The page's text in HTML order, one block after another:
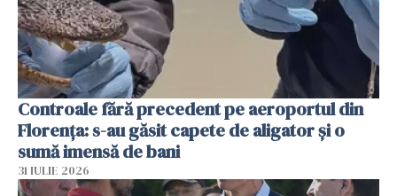
Controale fără precedent pe aeroportul din
Florența: s-au găsit capete de aligator și o
sumă imensă de bani
31 IULIE 2026